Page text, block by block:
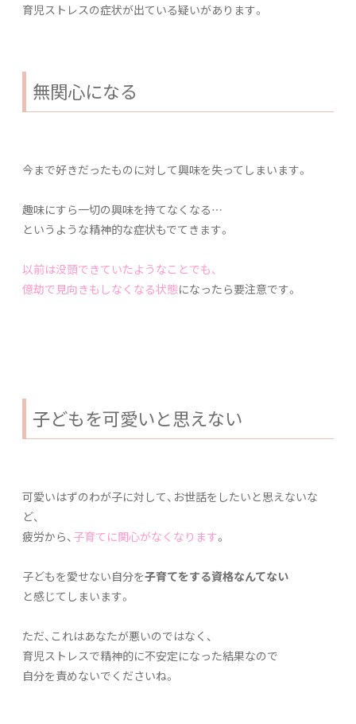
育児ストレスの症状が出ている疑いがあります。
無関心になる
今まで好きだったものに対して興味を失ってしまいます。
趣味にすら一切の興味を持てなくなる…
というような精神的な症状もでてきます。
以前は没頭できていたようなことでも、
億劫で見向きもしなくなる状態になったら要注意です。
子どもを可愛いと思えない
可愛いはずのわが子に対して、お世話をしたいと思えないな
ど、
疲労から、 子育てに関心がなくなります。
子どもを愛せない自分を子育てをする資格なんてない
と感じてしまいます。
ただ、これはあなたが悪いのではなく、
育児ストレスで精神的に不安定になった結果なので
自分を責めないでくださいね。